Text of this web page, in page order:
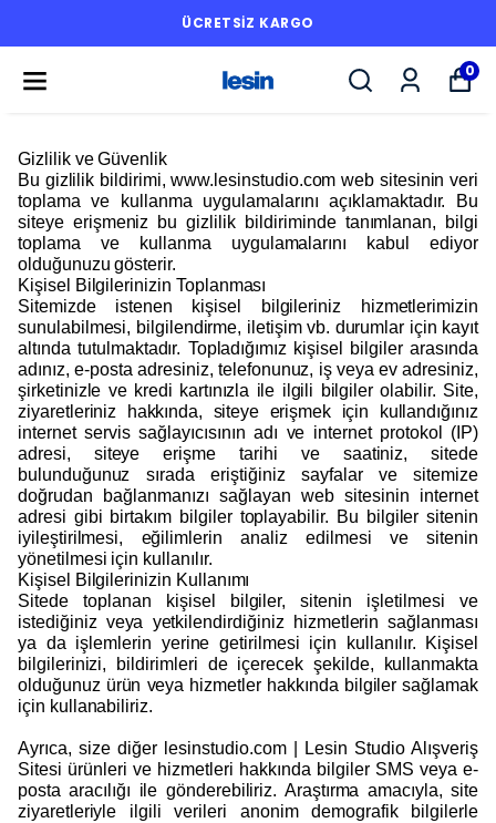
ÜCRETSİZ KARGO
0
Gizlilik ve Güvenlik
Bu gizlilik bildirimi, www.lesinstudio.com web sitesinin veri
toplama ve kullanma uygulamalarını açıklamaktadır. Bu
siteye erişmeniz bu gizlilik bildiriminde tanımlanan, bilgi
toplama ve kullanma uygulamalarını kabul ediyor
olduğunuzu gösterir.
Kişisel Bilgilerinizin Toplanması
Sitemizde istenen kişisel bilgileriniz hizmetlerimizin
sunulabilmesi, bilgilendirme, iletişim vb. durumlar için kayıt
altında tutulmaktadır. Topladığımız kişisel bilgiler arasında
adınız, e-posta adresiniz, telefonunuz, iş veya ev adresiniz,
şirketinizle ve kredi kartınızla ile ilgili bilgiler olabilir. Site,
ziyaretleriniz hakkında, siteye erişmek için kullandığınız
internet servis sağlayıcısının adı ve internet protokol (IP)
adresi, siteye erişme tarihi ve saatiniz, sitede
bulunduğunuz sırada eriştiğiniz sayfalar ve sitemize
doğrudan bağlanmanızı sağlayan web sitesinin internet
adresi gibi birtakım bilgiler toplayabilir. Bu bilgiler sitenin
iyileştirilmesi, eğilimlerin analiz edilmesi ve sitenin
yönetilmesi için kullanılır.
Kişisel Bilgilerinizin Kullanımı
Sitede toplanan kişisel bilgiler, sitenin işletilmesi ve
istediğiniz veya yetkilendirdiğiniz hizmetlerin sağlanması
ya da işlemlerin yerine getirilmesi için kullanılır. Kişisel
bilgilerinizi, bildirimleri de içerecek şekilde, kullanmakta
olduğunuz ürün veya hizmetler hakkında bilgiler sağlamak
için kullanabiliriz.
Ayrıca, size diğer lesinstudio.com | Lesin Studio Alışveriş
Sitesi ürünleri ve hizmetleri hakkında bilgiler SMS veya e-
posta aracılığı ile gönderebiliriz. Araştırma amacıyla, site
ziyaretleriyle ilgili verileri anonim demografik bilgilerle